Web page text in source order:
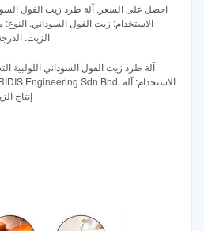
احصل على السعر. آلة طرد زيت الفول
الاستخدام: زيت الفول السوداني.
الزيت. الدرجة
آلة طرد زيت الفول السوداني اللولبية
إنتاج